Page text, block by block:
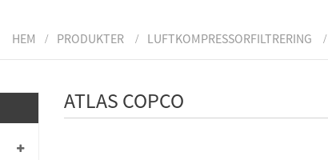
HEM PRODUKTER LUFTKOMPRESSORFILTRERING
ATLAS COPCO